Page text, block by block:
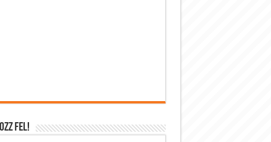
FEL!